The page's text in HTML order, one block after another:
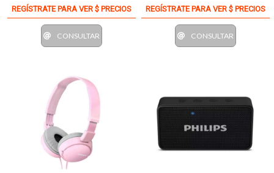
REGÍSTRATE PARA VER $ PRECIOS
CONSULTAR
REGÍSTRATE PARA VER $ PRECIOS
CONSULTAR